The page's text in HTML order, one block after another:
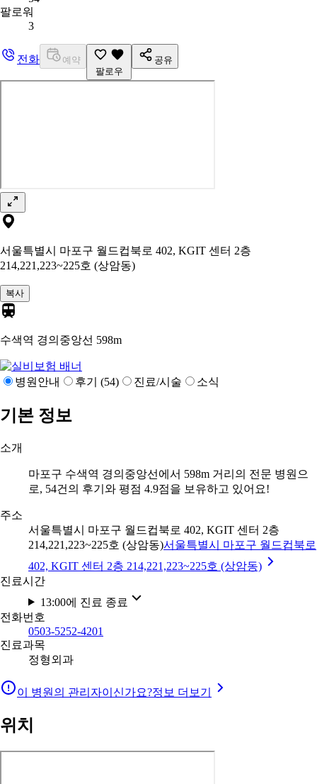
팔로워
3
전화
예약
팔로우
공유
서울특별시 마포구 월드컵북로 402, KGIT 센터 2층
214,221,223~225호 (상암동)
복사
수색역 경의중앙선 598m
병원안내 후기 (54) 진료/시술 소식
기본 정보
소개
마포구 수색역 경의중앙선에서 598m 거리의 전문 병원으
로, 54건의 후기와 평점 4.9점을 보유하고 있어요!
주소
서울특별시 마포구 월드컵북로 402, KGIT 센터 2층
214,221,223~225호 (상암동)서울특별시 마포구 월드컵북로
402, KGIT 센터 2층 214,221,223~225호 (상암동)
진료시간
13:00에 진료 종료
전화번호
0503-5252-4201
진료과목
정형외과
이 병원의 관리자이신가요?정보 더보기
위치